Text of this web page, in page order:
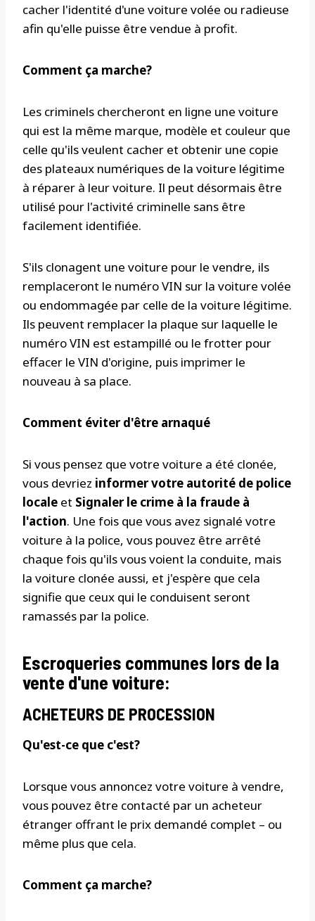
cacher l'identité d'une voiture volée ou radieuse
afin qu'elle puisse être vendue à profit.
Comment ça marche?
Les criminels chercheront en ligne une voiture
qui est la même marque, modèle et couleur que
celle qu'ils veulent cacher et obtenir une copie
des plateaux numériques de la voiture légitime
à réparer à leur voiture. Il peut désormais être
utilisé pour l'activité criminelle sans être
facilement identifiée.
S'ils clonagent une voiture pour le vendre, ils
remplaceront le numéro VIN sur la voiture volée
ou endommagée par celle de la voiture légitime.
Ils peuvent remplacer la plaque sur laquelle le
numéro VIN est estampillé ou le frotter pour
effacer le VIN d'origine, puis imprimer le
nouveau à sa place.
Comment éviter d'être arnaqué
Si vous pensez que votre voiture a été clonée,
vous devriez informer votre autorité de police
locale et Signaler le crime à la fraude à
l'action. Une fois que vous avez signalé votre
voiture à la police, vous pouvez être arrêté
chaque fois qu'ils vous voient la conduite, mais
la voiture clonée aussi, et j'espère que cela
signifie que ceux qui le conduisent seront
ramassés par la police.
Escroqueries communes lors de la
vente d'une voiture:
ACHETEURS DE PROCESSION
Qu'est-ce que c'est?
Lorsque vous annoncez votre voiture à vendre,
vous pouvez être contacté par un acheteur
étranger offrant le prix demandé complet – ou
même plus que cela.
Comment ça marche?